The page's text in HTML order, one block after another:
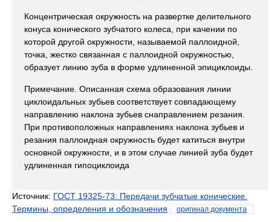
Концентрическая окружность на развертке делительного
конуса конического зубчатого колеса, при качении по
которой другой окружности, называемой паллоидной,
точка, жестко связанная с паллоидной окружностью,
образует линию зуба в форме удлиненной эпициклоиды.
Примечание. Описанная схема образования линии
циклоидальных зубьев соответствует совпадающему
направлению наклона зубьев снаправлением резания.
При противоположных направлениях наклона зубьев и
резания паллоидная окружность будет катиться внутри
основной окружности, и в этом случае линией зуба будет
удлиненная гипоциклоида
Источник: ГОСТ 19325-73: Передачи зубчатые конические.
Термины, определения и обозначения
оригинал документа